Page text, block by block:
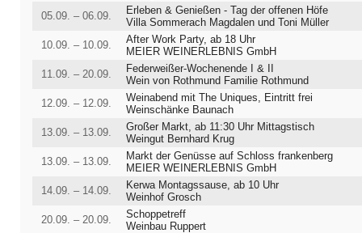
05.09. – 06.09.
Erleben & Genießen - Tag der offenen Höfe
Villa Sommerach Magdalen und Toni Müller
10.09. – 10.09.
After Work Party, ab 18 Uhr
MEIER WEINERLEBNIS GmbH
11.09. – 20.09.
Federweißer-Wochenende I & II
Wein von Rothmund Familie Rothmund
12.09. – 12.09.
Weinabend mit The Uniques, Eintritt frei
Weinschänke Baunach
13.09. – 13.09.
Großer Markt, ab 11:30 Uhr Mittagstisch
Weingut Bernhard Krug
13.09. – 13.09.
Markt der Genüsse auf Schloss frankenberg
MEIER WEINERLEBNIS GmbH
14.09. – 14.09.
Kerwa Montagssause, ab 10 Uhr
Weinhof Grosch
20.09. – 20.09.
Schoppetreff
Weinbau Ruppert